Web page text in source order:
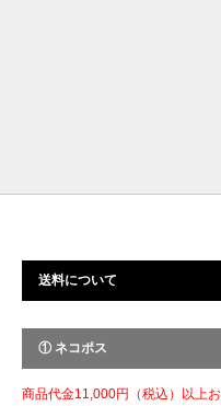
送料について
① ネコポス
商品代金11,000円（税込）以上